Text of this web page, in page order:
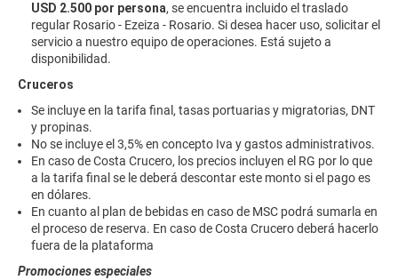
USD 2.500 por persona, se encuentra incluido el traslado
regular Rosario - Ezeiza - Rosario. Si desea hacer uso, solicitar el
servicio a nuestro equipo de operaciones. Está sujeto a
disponibilidad.
Cruceros
Se incluye en la tarifa final, tasas portuarias y migratorias, DNT
y propinas.
No se incluye el 3,5% en concepto Iva y gastos administrativos.
En caso de Costa Crucero, los precios incluyen el RG por lo que
a la tarifa final se le deberá descontar este monto si el pago es
en dólares.
En cuanto al plan de bebidas en caso de MSC podrá sumarla en
el proceso de reserva. En caso de Costa Crucero deberá hacerlo
fuera de la plataforma
Promociones especiales